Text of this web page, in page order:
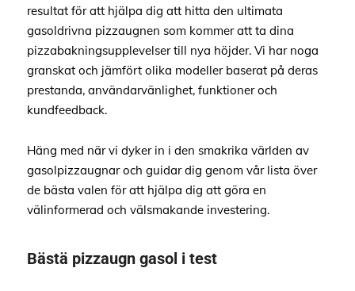
resultat för att hjälpa dig att hitta den ultimata
gasoldrivna pizzaugnen som kommer att ta dina
pizzabakningsupplevelser till nya höjder. Vi har noga
granskat och jämfört olika modeller baserat på deras
prestanda, användarvänlighet, funktioner och
kundfeedback.
Häng med när vi dyker in i den smakrika världen av
gasolpizzaugnar och guidar dig genom vår lista över
de bästa valen för att hjälpa dig att göra en
välinformerad och välsmakande investering.
Bästä pizzaugn gasol i test